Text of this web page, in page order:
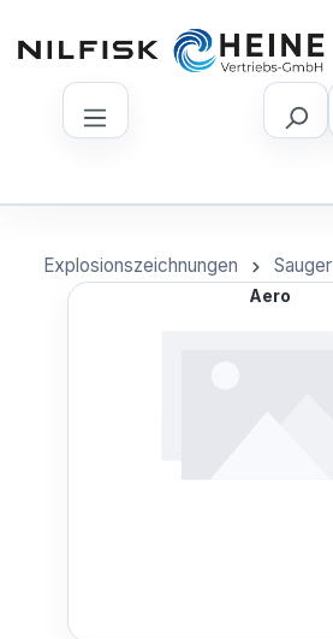
Explosionszeichnungen Sauger
Aero